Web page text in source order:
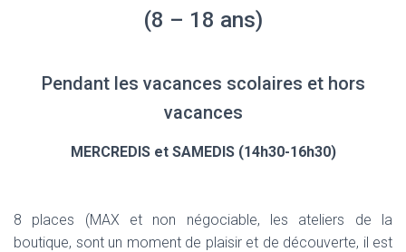
(8 – 18 ans)
Pendant les vacances scolaires et hors
vacances
MERCREDIS et SAMEDIS (14h30-16h30)
8 places (MAX et non négociable, les ateliers de la
boutique, sont un moment de plaisir et de découverte, il est